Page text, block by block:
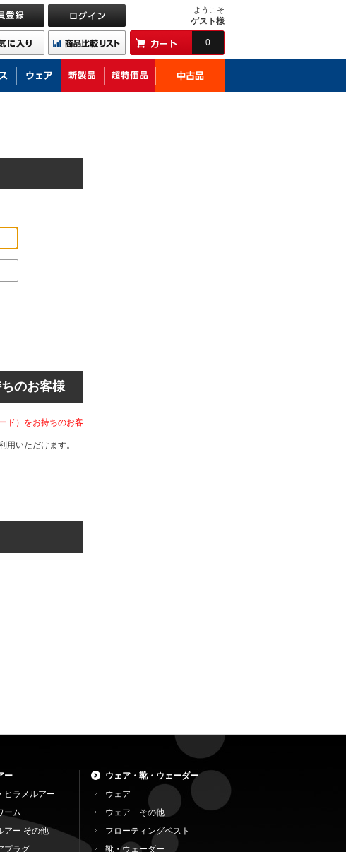
ようこそ
ゲスト様
0
のお客様
ド）をお持ちのお客
用いただけます。
ー
ヒラメルアー
ーム
アー その他
プラグ
ウェア・靴・ウェーダー
ウェア
ウェア その他
フローティングベスト
靴・ウェーダー